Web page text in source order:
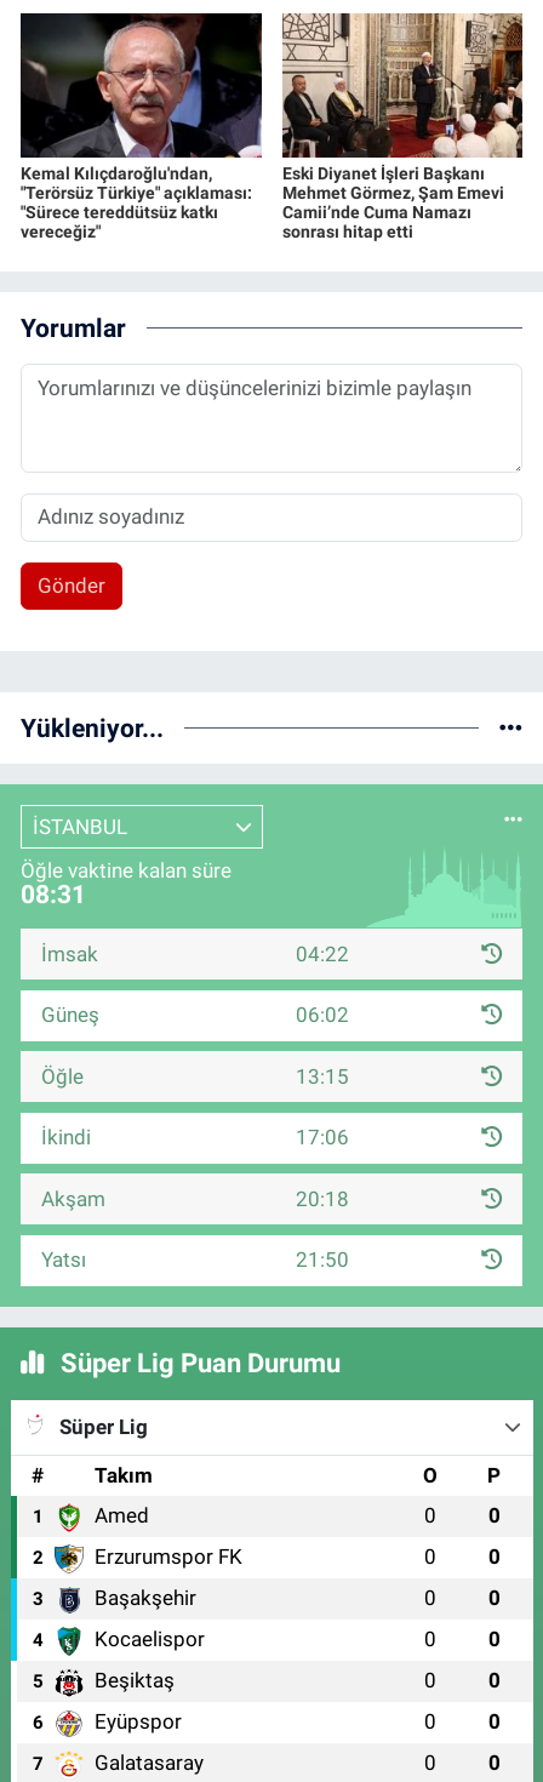
Kemal Kılıçdaroğlu'ndan,
"Terörsüz Türkiye" açıklaması:
"Sürece tereddütsüz katkı
vereceğiz"
Eski Diyanet İşleri Başkanı
Mehmet Görmez, Şam Emevi
Camii’nde Cuma Namazı
sonrası hitap etti
Yorumlar
Gönder
Yükleniyor...
İSTANBUL
Öğle vaktine kalan süre
08:31
İmsak 04:22
Güneş 06:02
Öğle 13:15
İkindi 17:06
Akşam 20:18
Yatsı 21:50
Süper Lig Puan Durumu
Süper Lig
#
Takım O P
1 Amed 0 0
2 Erzurumspor FK 0 0
3 Başakşehir 0 0
4 Kocaelispor 0 0
5 Beşiktaş 0 0
6 Eyüpspor 0 0
7 Galatasaray 0 0